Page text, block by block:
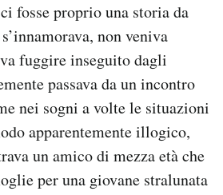
fosse proprio una storia da
non veniva
fuggire inseguito dagli
passava da un incontro
nei sogni a volte le situazioni
apparentemente illogico,
un amico di mezza età che
per una giovane stralunata